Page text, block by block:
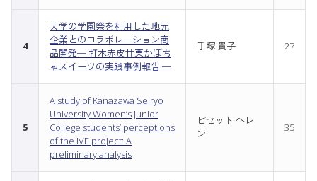
4
大学の学園祭を利用した地元
企業とのコラボレーション商
品開発─ 打木赤皮甘栗かぼち
ゃスイーツの実践事例報告 ─
手塚 貴子 27
5
A study of Kanazawa Seiryo
University Women’s Junior
College students’ perceptions
of the IVE project: A
preliminary analysis
ビセット ヘレ
ン
35